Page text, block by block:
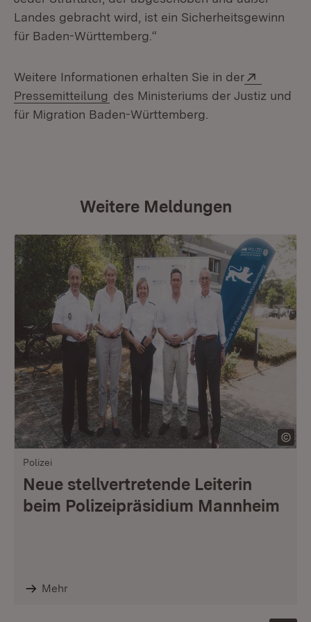
Landes gebracht wird, ist ein Sicherheitsgewinn
für Baden-Württemberg.“
Weitere Informationen erhalten Sie in der
Pressemitteilung (Öffnet in neuem Fenster)
des Ministeriums der Justiz und
für Migration Baden-Württemberg.
Weitere Meldungen
Polizei
Neue stellvertretende Leiterin
beim Polizeipräsidium Mannheim
Mehr